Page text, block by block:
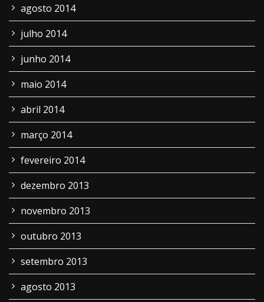
agosto 2014
julho 2014
junho 2014
maio 2014
abril 2014
março 2014
fevereiro 2014
dezembro 2013
novembro 2013
outubro 2013
setembro 2013
agosto 2013